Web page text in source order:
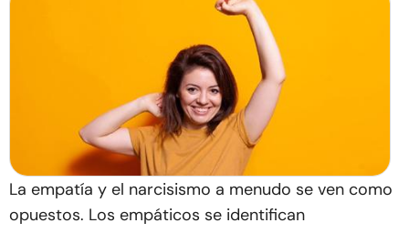
La empatía y el narcisismo a menudo se ven como
opuestos. Los empáticos se identifican